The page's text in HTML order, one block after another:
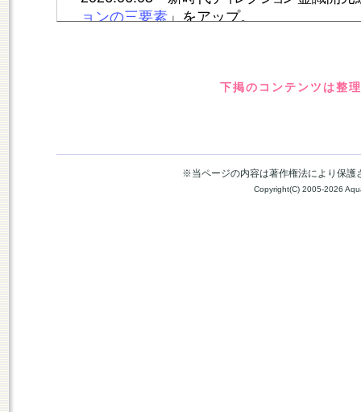
下掲のコンテンツは整
※当ページの内容は著作権法により保護
Copyright(C) 2005-2026